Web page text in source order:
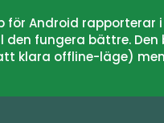
för Android rapporterar
fungera bättre.
klara offline-läge)